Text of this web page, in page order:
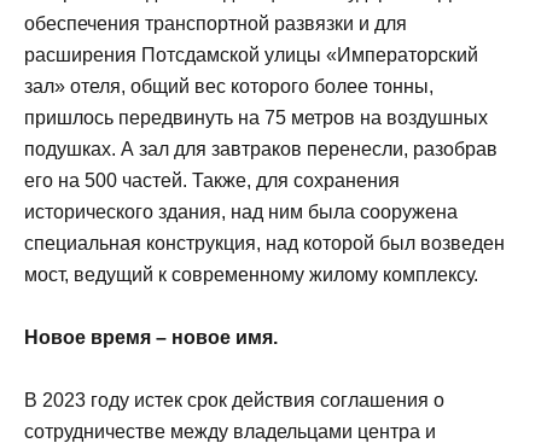
обеспечения транспортной развязки и для
расширения Потсдамской улицы «Императорский
зал» отеля, общий вес которого более тонны,
пришлось передвинуть на 75 метров на воздушных
подушках. А зал для завтраков перенесли, разобрав
его на 500 частей. Также, для сохранения
исторического здания, над ним была сооружена
специальная конструкция, над которой был возведен
мост, ведущий к современному жилому комплексу.
Новое время – новое имя.
В 2023 году истек срок действия соглашения о
сотрудничестве между владельцами центра и